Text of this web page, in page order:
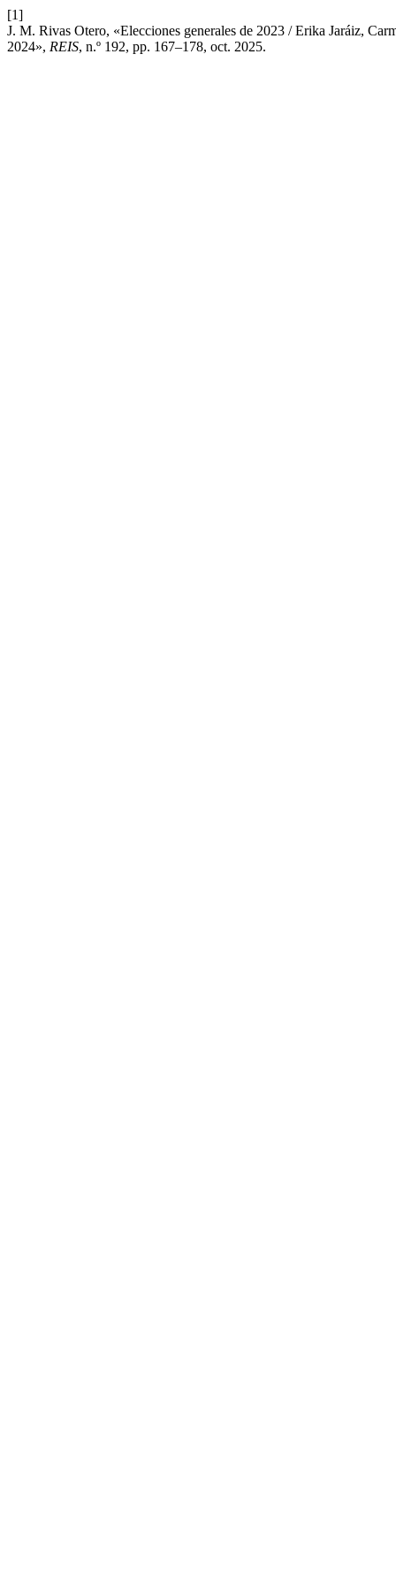
[1]
J. M. Rivas Otero, «Elecciones generales de 2023 / Erika Jaráiz,
2024», REIS, n.º 192, pp. 167–178, oct. 2025.